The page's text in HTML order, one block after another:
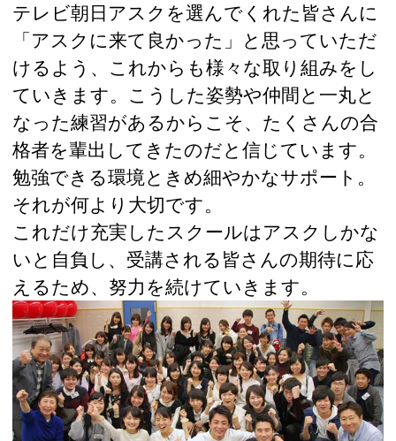
テレビ朝日アスクを選んでくれた皆さんに
「アスクに来て良かった」と思っていただ
けるよう、これからも様々な取り組みをし
ていきます。こうした姿勢や仲間と一丸と
なった練習があるからこそ、たくさんの合
格者を輩出してきたのだと信じています。
勉強できる環境ときめ細やかなサポート。
それが何より大切です。
これだけ充実したスクールはアスクしかな
いと自負し、受講される皆さんの期待に応
えるため、努力を続けていきます。